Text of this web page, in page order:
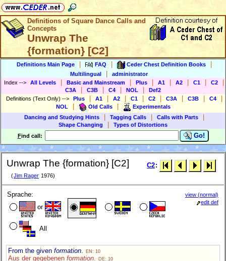
Definitions of Square Dance Calls and
Concepts
Unwrap The
{formation} [C2]
Definitions Main Page FAQ Ceder Chest Definition Books
Multilingual
administrator
Index --> All Levels Basic and Mainstream Plus A1 A2 C1 C2
C3A C3B C4 NOL
Def2
Definitions (Text Only) --> Plus A1 A2 C1 C2 C3A C3B C4
NOL Old Calls
Experimentals
Dancing and Studying Hints
Tagging Calls Calls with Parts
Shape Changing
Types of Distortions
Find call: Go!
Unwrap The {formation} [C2]
(Jim Rager 1976)
C2:
Sprache:
or
All
view (normal)
edit def
From the given formation EN: 10
Aus der gegebenen formation DE: 10